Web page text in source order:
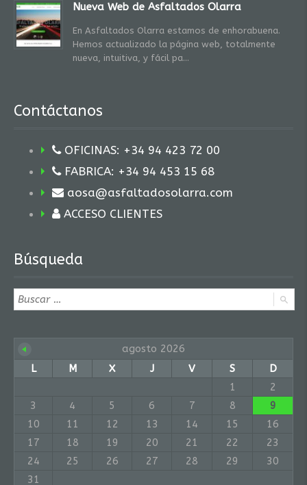
Nueva Web de Asfaltados Olarra
En Asfaltados Olarra estamos de enhorabuena.
Hemos actualizado la página web, totalmente
nueva, intuitiva, y fácil pa
Contáctanos
OFICINAS: +34 94 423 72 00
FABRICA: +34 94 453 15 68
aosa@asfaltadosolarra.com
ACCESO CLIENTES
Búsqueda
agosto 2026
L
M X J V S
D
1
2
3
4 5 6 7 8
9
10
11 12 13 14 15
16
17
18 19 20 21 22
23
24
25 26 27 28 29
30
31